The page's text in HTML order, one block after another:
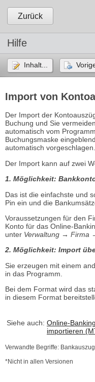
Zurück
Hilfe
Inhalt...
Import von
Der Import der
Buchung und Sie
automatisch vom
Buchungsmaske
automatisch vorgeschlagen.
Der Import kann auf zwei
1. Möglichkeit:
Das ist die einfachste und
Pin ein und die
Voraussetzungen für den
Konto für das Online-
unter Verwaltung → Firma
2. Möglichkeit: Import
Sie erzeugen mit einem
in das Programm.
Bei dem Format wird das
in diesem Format
Siehe auch: Online-Banking
importieren
Verwandte Begriffe:
*Nicht in allen Versionen